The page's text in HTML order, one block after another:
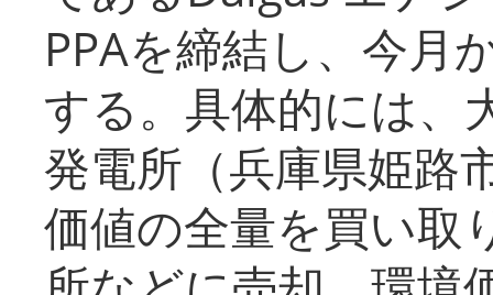
PPAを締結し、今月
する。具体的には、
発電所（兵庫県姫路
価値の全量を買い取